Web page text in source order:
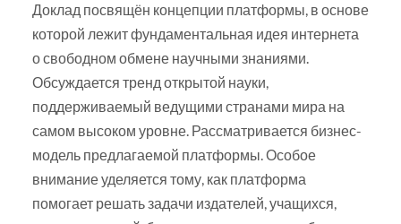
Доклад посвящён концепции платформы, в основе
которой лежит фундаментальная идея интернета
о свободном обмене научными знаниями.
Обсуждается тренд открытой науки,
поддерживаемый ведущими странами мира на
самом высоком уровне. Рассматривается бизнес-
модель предлагаемой платформы. Особое
внимание уделяется тому, как платформа
помогает решать задачи издателей, учащихся,